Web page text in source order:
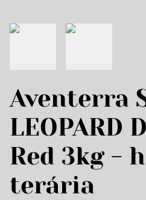
Aventerra
LEOPARD
Red 3kg -
terária